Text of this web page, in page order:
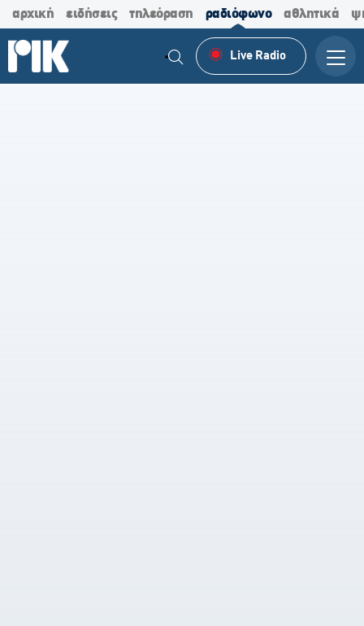
αρχική ειδήσεις τηλεόραση ραδιόφωνο αθλητικά
Live Radio